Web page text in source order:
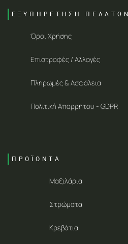
ΕΞΥΠΗΡΕΤΗΣΗ ΠΕΛΑΤΩΝ
Όροι Χρήσης
Επιστροφές / Αλλαγές
Πληρωμές & Ασφάλεια
Πολιτική Απορρήτου - GDPR
ΠΡΟΪΟΝΤΑ
Μαξιλάρια
Στρώματα
Κρεβάτια